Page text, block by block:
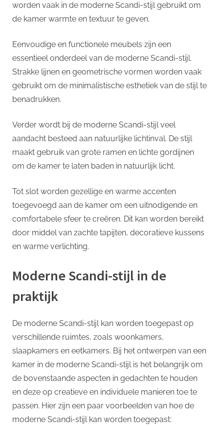
worden vaak in de moderne Scandi-stijl gebruikt om
de kamer warmte en textuur te geven.
Eenvoudige en functionele meubels zijn een
essentieel onderdeel van de moderne Scandi-stijl.
Strakke lijnen en geometrische vormen worden vaak
gebruikt om de minimalistische esthetiek van de stijl te
benadrukken.
Verder wordt bij de moderne Scandi-stijl veel
aandacht besteed aan natuurlijke lichtinval. De stijl
maakt gebruik van grote ramen en lichte gordijnen
om de kamer te laten baden in natuurlijk licht.
Tot slot worden gezellige en warme accenten
toegevoegd aan de kamer om een ​​uitnodigende en
comfortabele sfeer te creëren. Dit kan worden bereikt
door middel van zachte tapijten, decoratieve kussens
en warme verlichting.
Moderne Scandi-stijl in de
praktijk
De moderne Scandi-stijl kan worden toegepast op
verschillende ruimtes, zoals woonkamers,
slaapkamers en eetkamers. Bij het ontwerpen van een
kamer in de moderne Scandi-stijl is het belangrijk om
de bovenstaande aspecten in gedachten te houden
en deze op creatieve en individuele manieren toe te
passen. Hier zijn een paar voorbeelden van hoe de
moderne Scandi-stijl kan worden toegepast: